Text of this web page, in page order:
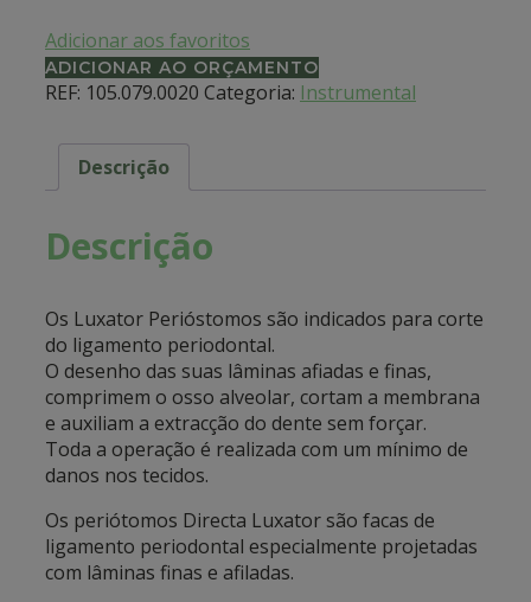
Adicionar aos favoritos
ADICIONAR AO ORÇAMENTO
REF: 105.079.0020 Categoria: Instrumental
Descrição
Descrição
Os Luxator Perióstomos são indicados para corte
do ligamento periodontal.
O desenho das suas lâminas afiadas e finas,
comprimem o osso alveolar, cortam a membrana
e auxiliam a extracção do dente sem forçar.
Toda a operação é realizada com um mínimo de
danos nos tecidos.
Os periótomos Directa Luxator são facas de
ligamento periodontal especialmente projetadas
com lâminas finas e afiladas.